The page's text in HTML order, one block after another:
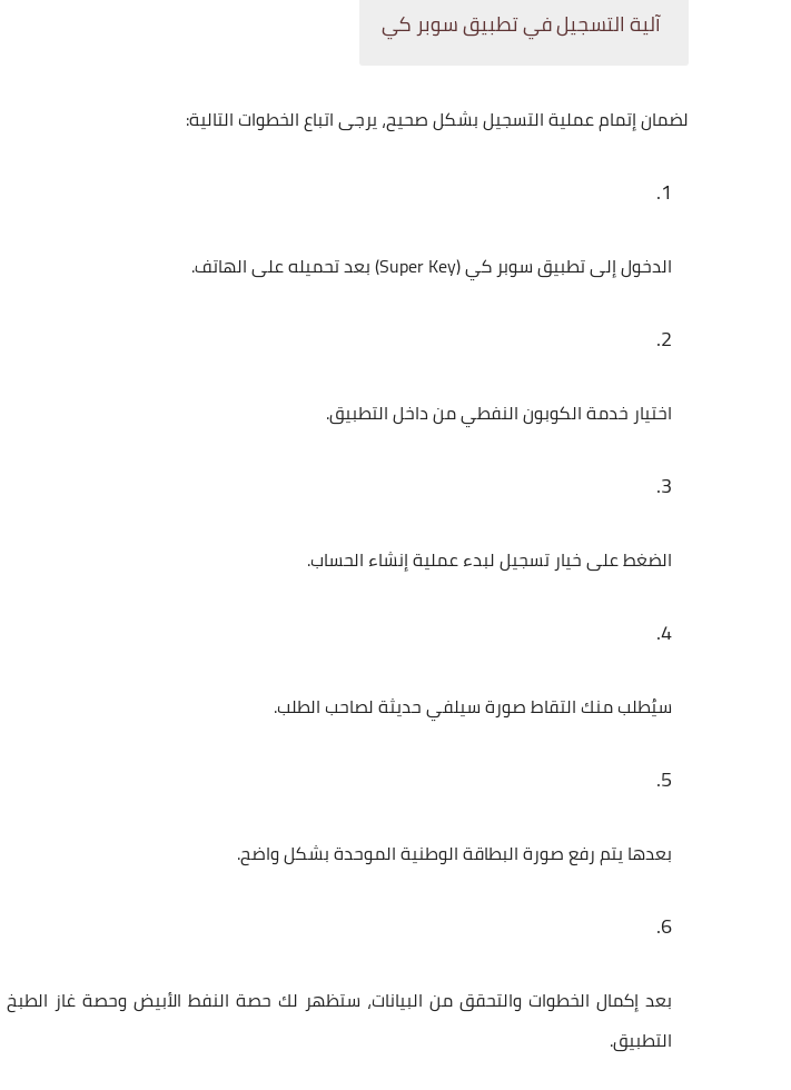
آلية التسجيل في تطبيق سوبر كي
لضمان إتمام عملية التسجيل بشكل صحيح، يرجى اتباع الخطوات التالية:
الدخول إلى تطبيقسوبر كي (Super Key) بعد تحميله على الهاتف.
اختيار خدمةالكوبون النفطيمن داخل التطبيق.
الضغط على خيار تسجيللبدء عملية إنشاء الحساب.
سيُطلب منك التقاطصورة سيلفي حديثةلصاحب الطلب.
بعدها يتم رفعصورة البطاقة الوطنية الموحدةبشكل واضح.
بعد إكمال الخطوات والتحقق من البيانات، ستظهر لك حصة النفط الأبيض وحصة غاز الطبخ
التطبيق.